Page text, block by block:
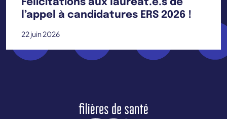
Félicitations aux lauréat.e.s de
l’appel à candidatures ERS 2026 !
22 juin 2026